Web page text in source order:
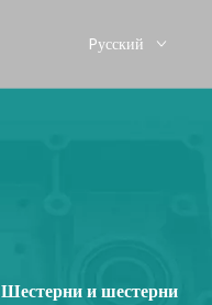
Pусский
Шестерни и шестерни